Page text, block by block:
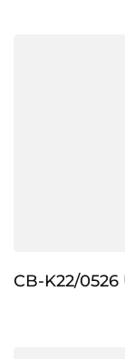
CB-K22/